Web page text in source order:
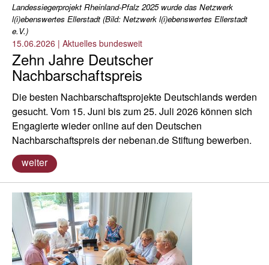
Landessiegerprojekt Rheinland-Pfalz 2025 wurde das Netzwerk
l(i)ebenswertes Ellerstadt (Bild: Netzwerk l(i)ebenswertes Ellerstadt
e.V.)
15.06.2026 | Aktuelles bundesweit
Zehn Jahre Deutscher
Nachbarschaftspreis
Die besten Nachbarschaftsprojekte Deutschlands werden
gesucht. Vom 15. Juni bis zum 25. Juli 2026 können sich
Engagierte wieder online auf den Deutschen
Nachbarschaftspreis der nebenan.de Stiftung bewerben.
weiter